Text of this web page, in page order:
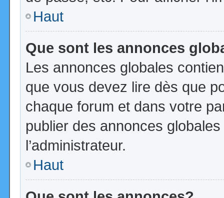
Haut
Que sont les annonces
Les annonces globales
que vous devez lire dès que
chaque forum et dans votre
publier des annonces
l’administrateur.
Haut